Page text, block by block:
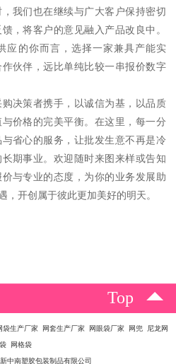
我们也在继续与广大客户保持密切
，将客户的意见融入产品改良中。
应的你而言，选择一家兼具产能实
伙伴，远比单纯比较一串报价数字
决策者携手，以诚信为基，以品质
价格的完美平衡。在这里，每一分
省心的服务，让批发生意不再是冷
期事业。欢迎随时来图来样或告知
与专业的态度，为你的业务发展助
，开创属于彼此更加美好的明天。
Top
生产厂家 网套生产厂家 网眼袋厂家 网兜 尼龙网
袋 网格袋
中南塑胶包装制品有限公司